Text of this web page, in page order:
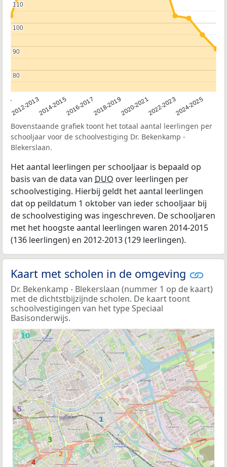
2012-20132014-20152016-20172018-20192020-20212022-20232024-2025
80
80
90
90
100
100
110
110
Bovenstaande grafiek toont het totaal aantal leerlingen per
schooljaar voor de schoolvestiging Dr. Bekenkamp -
Blekerslaan.
Het aantal leerlingen per schooljaar is bepaald op
basis van de data van DUO over leerlingen per
schoolvestiging. Hierbij geldt het aantal leerlingen
dat op peildatum 1 oktober van ieder schooljaar bij
de schoolvestiging was ingeschreven. De schooljaren
met het hoogste aantal leerlingen waren 2014-2015
(136 leerlingen) en 2012-2013 (129 leerlingen).
Kaart met scholen in de omgeving
Dr. Bekenkamp - Blekerslaan (nummer 1 op de kaart)
met de dichtstbijzijnde scholen. De kaart toont
schoolvestigingen van het type Speciaal
Basisonderwijs.